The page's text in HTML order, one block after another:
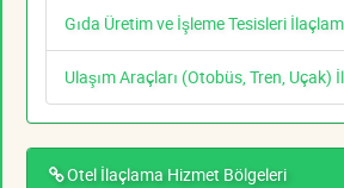
Gıda Üretim ve İşleme Tesisleri
Ulaşım Araçları (Otobüs, Tren, Uçak)
Otel İlaçlama Hizmet Bölgeleri